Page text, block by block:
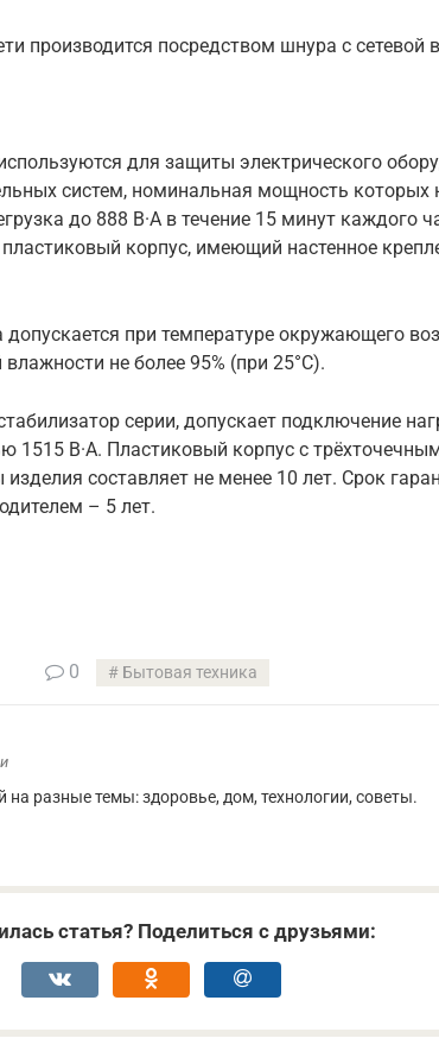
производится посредством шнура с сетевой
для защиты электрического
систем, номинальная мощность которых
до 888 В·А в течение 15 минут каждого
корпус, имеющий настенное
допускается при температуре окружающего
не более 95% (при 25°С).
серии, допускает подключение
1515 В·А. Пластиковый корпус с
составляет не менее 10 лет. Срок
– 5 лет.
0 Бытовая техника
на разные темы: здоровье, дом, технологии, советы.
статья? Поделиться с друзьями: